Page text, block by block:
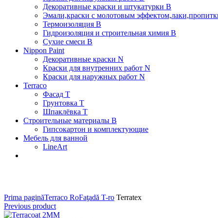
Декоративные краски и штукатурки В
Эмали,краски с молотовым
Термоизоляция В
Гидроизоляция и строительная химия В
Сухие смеси B
Nippon Paint
Декоративные краски N
Краски для внутренних работ N
Краски для наружных работ N
Terraco
Фасад Т
Грунтовка T
Шпаклёвка T
Строительные материалы В
Гипсокартон и комплектующие
Мебель для ванной
LineArt
Prima paginăTerraco RoFaţadă T-ro Terratex
Previous product